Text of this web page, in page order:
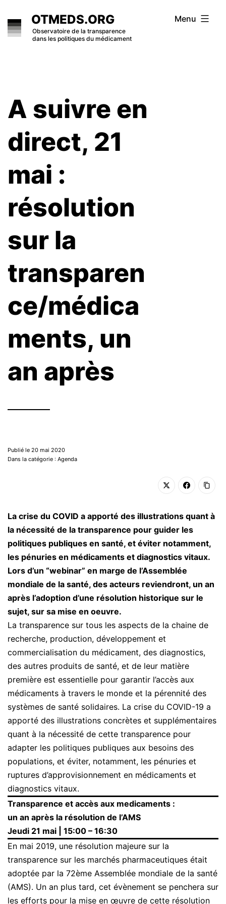
to
content
OTMEDS.ORG
Observatoire de la transparence
dans les politiques du médicament
Menu
A suivre en
direct, 21
mai :
résolution
sur la
transparen
ce/médica
ments, un
an après
Publié le 20 mai 2020
Dans la catégorie : Agenda
La crise du COVID a apporté des illustrations quant à
la nécessité de la transparence pour guider les
politiques publiques en santé, et éviter notamment,
les pénuries en médicaments et diagnostics vitaux.
Lors d’un “webinar” en marge de l’Assemblée
mondiale de la santé, des acteurs reviendront, un an
après l’adoption d’une résolution historique sur le
sujet, sur sa mise en oeuvre.
La transparence sur tous les aspects de la chaine de
recherche, production, développement et
commercialisation du médicament, des diagnostics,
des autres produits de santé, et de leur matière
première est essentielle pour garantir l’accès aux
médicaments à travers le monde et la pérennité des
systèmes de santé solidaires. La crise du COVID-19 a
apporté des illustrations concrètes et supplémentaires
quant à la nécessité de cette transparence pour
adapter les politiques publiques aux besoins des
populations, et éviter, notamment, les pénuries et
ruptures d’approvisionnement en médicaments et
diagnostics vitaux.
Transparence et accès aux medicaments :
un an après la résolution de l’AMS
Jeudi 21 mai | 15:00 – 16:30
En mai 2019, une résolution majeure sur la
transparence sur les marchés pharmaceutiques était
adoptée par la 72ème Assemblée mondiale de la santé
(AMS). Un an plus tard, cet évènement se penchera sur
les efforts pour la mise en œuvre de cette résolution